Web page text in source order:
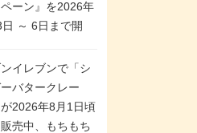
ペーン』を2026年
～ 6日まで開
「揚げ物スーパ
ル」でお得に! 各
～ 20:00の4時
で実施。ななチ
イレブンで「シ
バタークレー
2026年8月1日頃
売中、もちもち